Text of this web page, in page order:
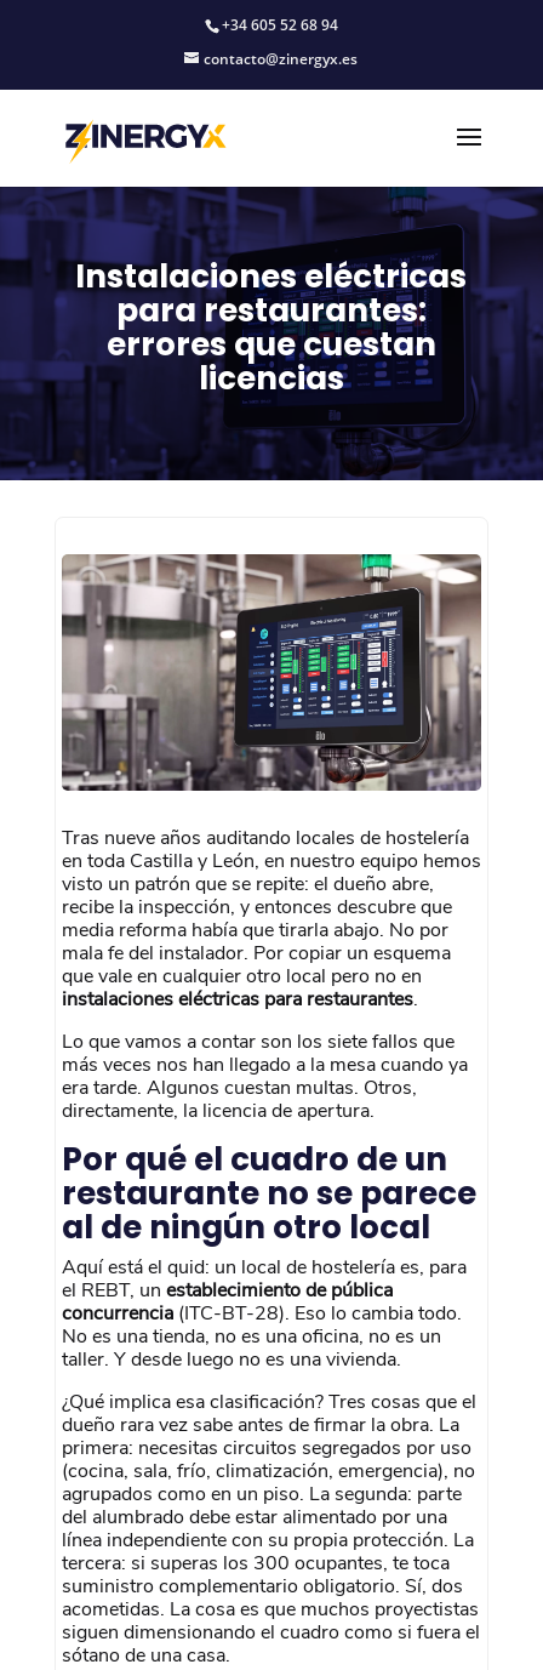
+34 605 52 68 94
contacto@zinergyx.es
Instalaciones eléctricas
para restaurantes:
errores que cuestan
licencias
Tras nueve años auditando locales de hostelería
en toda Castilla y León, en nuestro equipo hemos
visto un patrón que se repite: el dueño abre,
recibe la inspección, y entonces descubre que
media reforma había que tirarla abajo. No por
mala fe del instalador. Por copiar un esquema
que vale en cualquier otro local pero no en
instalaciones eléctricas para restaurantes.
Lo que vamos a contar son los siete fallos que
más veces nos han llegado a la mesa cuando ya
era tarde. Algunos cuestan multas. Otros,
directamente, la licencia de apertura.
Por qué el cuadro de un
restaurante no se parece
al de ningún otro local
Aquí está el quid: un local de hostelería es, para
el REBT, un establecimiento de pública
concurrencia(ITC-BT-28). Eso lo cambia todo.
No es una tienda, no es una oficina, no es un
taller. Y desde luego no es una vivienda.
¿Qué implica esa clasificación? Tres cosas que el
dueño rara vez sabe antes de firmar la obra. La
primera: necesitas circuitos segregados por uso
(cocina, sala, frío, climatización, emergencia), no
agrupados como en un piso. La segunda: parte
del alumbrado debe estar alimentado por una
línea independiente con su propia protección. La
tercera: si superas los 300 ocupantes, te toca
suministro complementario obligatorio. Sí, dos
acometidas. La cosa es que muchos proyectistas
siguen dimensionando el cuadro como si fuera el
sótano de una casa.